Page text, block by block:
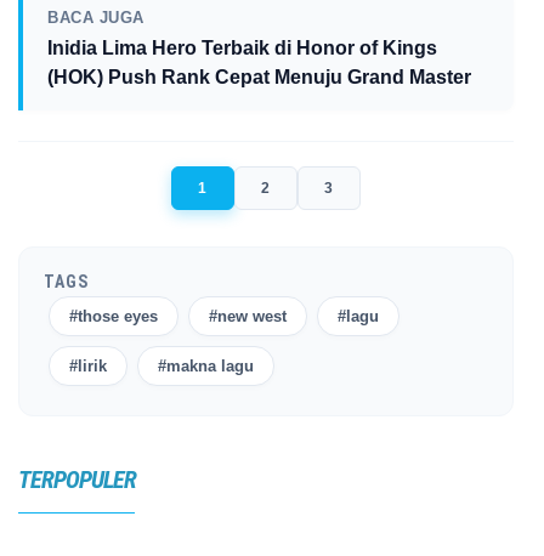
BACA JUGA
Inidia Lima Hero Terbaik di Honor of Kings
(HOK) Push Rank Cepat Menuju Grand Master
1 2 3
TAGS
#those eyes #new west #lagu
#lirik #makna lagu
TERPOPULER